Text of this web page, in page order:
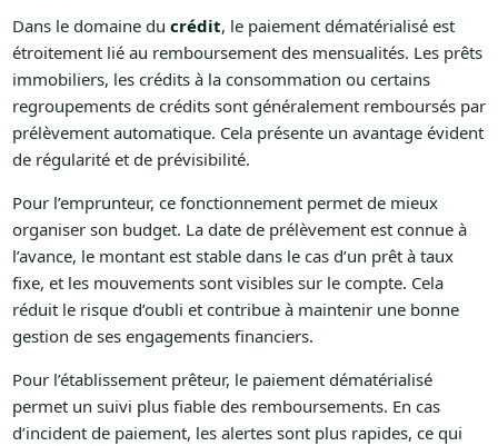
Dans le domaine du crédit, le paiement dématérialisé est
étroitement lié au remboursement des mensualités. Les prêts
immobiliers, les crédits à la consommation ou certains
regroupements de crédits sont généralement remboursés par
prélèvement automatique. Cela présente un avantage évident
de régularité et de prévisibilité.
Pour l’emprunteur, ce fonctionnement permet de mieux
organiser son budget. La date de prélèvement est connue à
l’avance, le montant est stable dans le cas d’un prêt à taux
fixe, et les mouvements sont visibles sur le compte. Cela
réduit le risque d’oubli et contribue à maintenir une bonne
gestion de ses engagements financiers.
Pour l’établissement prêteur, le paiement dématérialisé
permet un suivi plus fiable des remboursements. En cas
d’incident de paiement, les alertes sont plus rapides, ce qui